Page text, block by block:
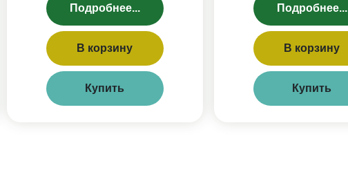
Подробнее...
В корзину
Купить
Подробнее...
В корзину
Купить